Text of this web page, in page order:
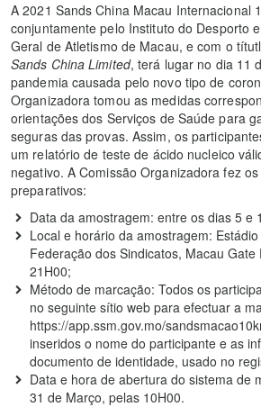
A 2021 Sands China Macau Internacional
conjuntamente pelo Instituto do Desporto
Geral de Atletismo de Macau, e com o
Sands China Limited, terá lugar no dia 11
pandemia causada pelo novo tipo de
Organizadora tomou as medidas
orientações dos Serviços de Saúde para
seguras das provas. Assim, os
um relatório de teste de ácido nucleico
negativo. A Comissão Organizadora fez
preparativos:
Data da amostragem: entre os dias 5 e
Local e horário da amostragem:
Federação dos Sindicatos, Macau
21H00;
Método de marcação: Todos os
no seguinte sítio web para efectuar a
https://app.ssm.gov.mo/
inseridos o nome do participante e as
documento de identidade, usado no
Data e hora de abertura do sistema de
31 de Março, pelas 10H00.